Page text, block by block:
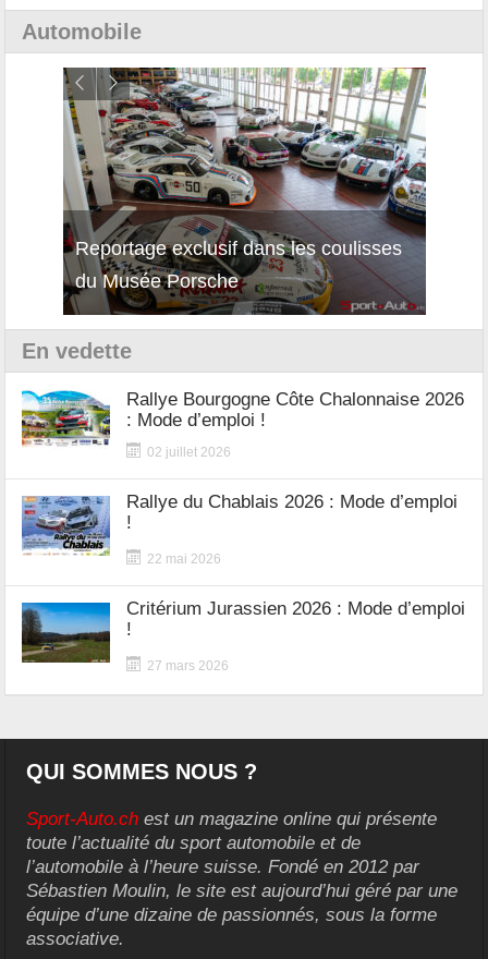
Automobile
Reportage exclusif dans les coulisses
du Musée Porsche
En vedette
Rallye Bourgogne Côte Chalonnaise 2026
: Mode d’emploi !
02 juillet 2026
Rallye du Chablais 2026 : Mode d’emploi
!
22 mai 2026
Critérium Jurassien 2026 : Mode d’emploi
!
27 mars 2026
QUI SOMMES NOUS ?
Sport-Auto.ch est un magazine online qui présente
toute l’actualité du sport automobile et de
l’automobile à l’heure suisse. Fondé en 2012 par
Sébastien Moulin, le site est aujourd’hui géré par une
équipe d’une dizaine de passionnés, sous la forme
associative.